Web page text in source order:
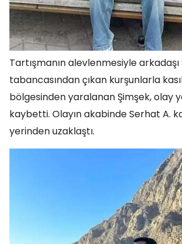
Tartışmanın alevlenmesiyle arkadaşı
tabancasından çıkan kurşunlarla
bölgesinden yaralanan Şimşek, olay
kaybetti. Olayın akabinde Serhat A.
yerinden uzaklaştı.